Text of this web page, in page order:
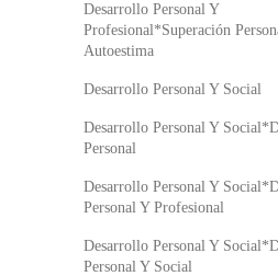
Desarrollo Personal Y
Profesional*Superación
Autoestima
Desarrollo Personal Y Social
Desarrollo Personal Y
Personal
Desarrollo Personal Y
Personal Y Profesional
Desarrollo Personal Y
Personal Y Social